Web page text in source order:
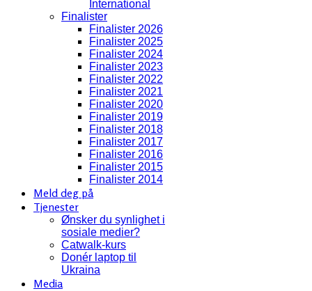
International
Finalister
Finalister 2026
Finalister 2025
Finalister 2024
Finalister 2023
Finalister 2022
Finalister 2021
Finalister 2020
Finalister 2019
Finalister 2018
Finalister 2017
Finalister 2016
Finalister 2015
Finalister 2014
Meld deg på
Tjenester
Ønsker du synlighet i
sosiale medier?
Catwalk-kurs
Donér laptop til
Ukraina
Media